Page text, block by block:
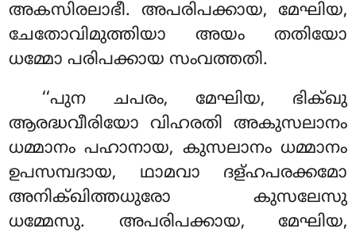
അകസിരലാഭീ. അപരിപക്കായ, മേഘിയ,
ചേതോവിമുത്തിയാ അയം തതിയോ
ധമ്മോ പരിപക്കായ സംവത്തതി.
‘‘പുന ചപരം, മേഘിയ, ഭിക്ഖു
ആരദ്ധവീരിയോ വിഹരതി അകുസലാനം
ധമ്മാനം പഹാനായ, കുസലാനം ധമ്മാനം
ഉപസമ്പദായ, ഥാമവാ ദള്ഹപരക്കമോ
അനിക്ഖിത്തധുരോ കുസലേസു
ധമ്മേസു. അപരിപക്കായ, മേഘിയ,